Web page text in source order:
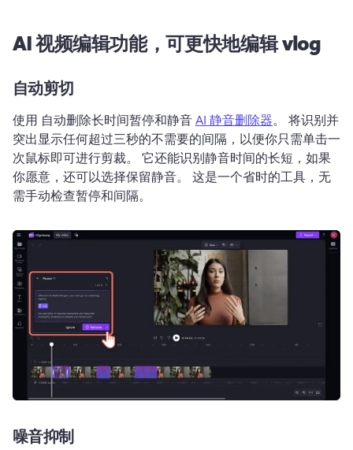
AI 视频编辑功能，可更快地编辑 vlog
自动剪切
使用 自动删除长时间暂停和静音 AI 静音删除器。 将识别并
突出显示任何超过三秒的不需要的间隔，以便你只需单击一
次鼠标即可进行剪裁。 它还能识别静音时间的长短，如果
你愿意，还可以选择保留静音。 这是一个省时的工具，无
需手动检查暂停和间隔。
噪音抑制